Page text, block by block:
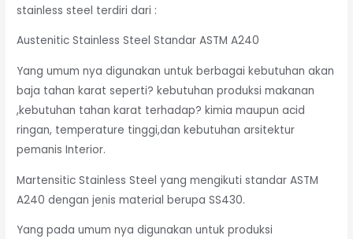
stainless steel terdiri dari :
Austenitic Stainless Steel Standar ASTM A240
Yang umum nya digunakan untuk berbagai kebutuhan akan
baja tahan karat seperti? kebutuhan produksi makanan
,kebutuhan tahan karat terhadap? kimia maupun acid
ringan, temperature tinggi,dan kebutuhan arsitektur
pemanis Interior.
Martensitic Stainless Steel yang mengikuti standar ASTM
A240 dengan jenis material berupa SS430.
Yang pada umum nya digunakan untuk produksi